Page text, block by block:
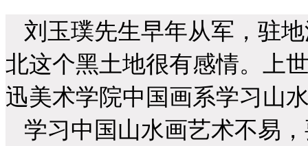
刘玉璞先生早年从军，驻
北这个黑土地很有感情。上
迅美术学院中国画系学习山
学习中国山水画艺术不易